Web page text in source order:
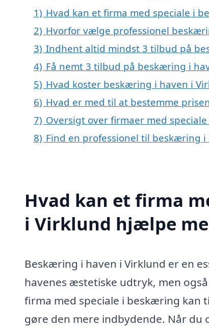
1) Hvad kan et firma med speciale i
2) Hvorfor vælge professionel
3) Indhent altid mindst 3 tilbud på
4) Få nemt 3 tilbud på beskæring i
5) Hvad koster beskæring i haven i
6) Hvad er med til at bestemme
7) Oversigt over firmaer med
8) Find en professionel til beskæring
Hvad kan et firma
i Virklund hjælpe
Beskæring i haven i Virklund er en
havenes æstetiske udtryk, men
firma med speciale i beskæring kan
gøre den mere indbydende. Når